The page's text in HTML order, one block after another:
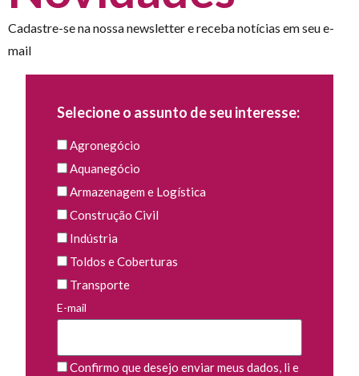
Cadastre-se na nossa newsletter e receba notícias em seu e-
mail
Selecione o assunto de seu interesse:
Agronegócio
Aquanegócio
Armazenagem e Logística
Construção Civil
Indústria
Toldos e Coberturas
Transporte
E-mail
Confirmo que desejo enviar meus dados, li e